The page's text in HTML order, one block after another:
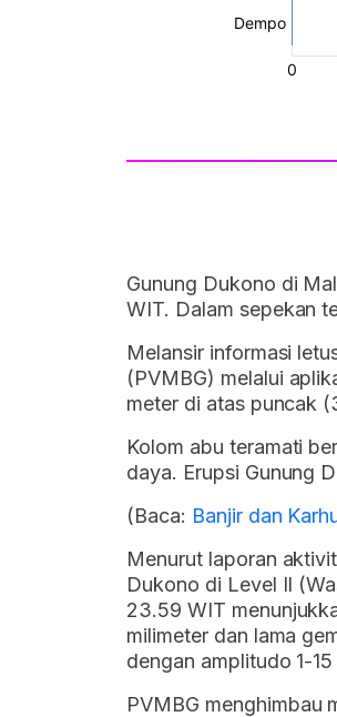
Gunung Dukono di
WIT. Dalam sepekan
Melansir informasi
(PVMBG) melalui
meter di atas puncak
Kolom abu teramati
daya. Erupsi Gunung
(Baca: Banjir dan
Menurut laporan
Dukono di Level II
23.59 WIT
milimeter dan lama
dengan amplitudo 1-
PVMBG menghimbau